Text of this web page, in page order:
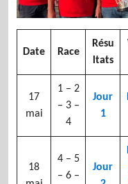
Date Race
Résu
ltats
17
mai
1 – 2
– 3 –
4
Jour
1
18
4 – 5
– 6 –
Jour